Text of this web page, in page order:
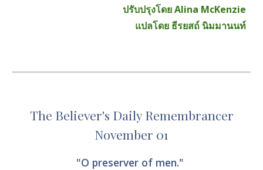
ปรับปรุงโดย Alina McKenzie
แปลโดย ธีรยสถ์ นิมมานนท์
The Believer's Daily Remembrancer
November 01
"O preserver of men."